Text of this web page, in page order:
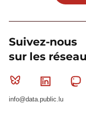
Suivez-nous
sur les
Bluesky Linkedin
info@data.public.lu